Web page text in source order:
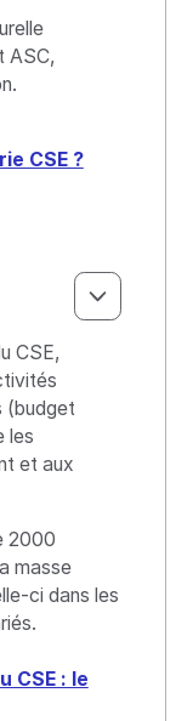
ASC,
CSE ?
CSE,
(budget
les
et aux
2000
masse
ci dans les
CSE : le